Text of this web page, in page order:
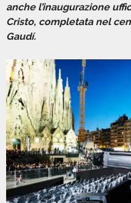
anche l’inaugurazione
Cristo, completata nel
Gaudí.